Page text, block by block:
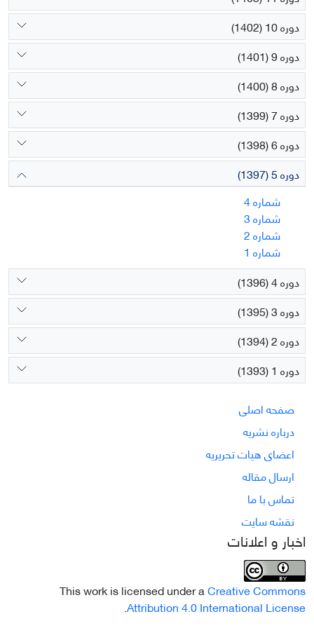
دوره 10 (1402)
دوره 9 (1401)
دوره 8 (1400)
دوره 7 (1399)
دوره 6 (1398)
دوره 5 (1397)
شماره 4
شماره 3
شماره 2
شماره 1
دوره 4 (1396)
دوره 3 (1395)
دوره 2 (1394)
دوره 1 (1393)
صفحه اصلی
درباره نشریه
اعضای هیات تحریریه
ارسال مقاله
تماس با ما
نقشه سایت
اخبار و اعلانات
This work is licensed under aCreative Commons
Attribution 4.0 International License
.